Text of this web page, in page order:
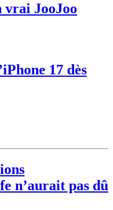
vrai JooJoo
17 dès
n’aurait pas dû